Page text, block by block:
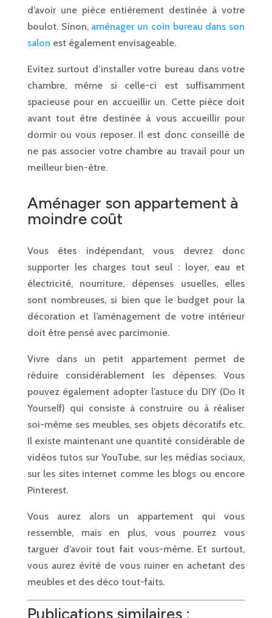
d’avoir une pièce entièrement destinée à votre
boulot. Sinon, aménager un coin bureau dans son
salon est également envisageable.
Evitez surtout d’installer votre bureau dans votre
chambre, même si celle-ci est suffisamment
spacieuse pour en accueillir un. Cette pièce doit
avant tout être destinée à vous accueillir pour
dormir ou vous reposer. Il est donc conseillé de
ne pas associer votre chambre au travail pour un
meilleur bien-être.
Aménager son appartement à
moindre coût
Vous êtes indépendant, vous devrez donc
supporter les charges tout seul : loyer, eau et
électricité, nourriture, dépenses usuelles, elles
sont nombreuses, si bien que le budget pour la
décoration et l’aménagement de votre intérieur
doit être pensé avec parcimonie.
Vivre dans un petit appartement permet de
réduire considérablement les dépenses. Vous
pouvez également adopter l’astuce du DIY (Do It
Yourself) qui consiste à construire ou à réaliser
soi-même ses meubles, ses objets décoratifs etc.
Il existe maintenant une quantité considérable de
vidéos tutos sur YouTube, sur les médias sociaux,
sur les sites internet comme les blogs ou encore
Pinterest.
Vous aurez alors un appartement qui vous
ressemble, mais en plus, vous pourrez vous
targuer d’avoir tout fait vous-même. Et surtout,
vous aurez évité de vous ruiner en achetant des
meubles et des déco tout-faits.
Publications similaires :